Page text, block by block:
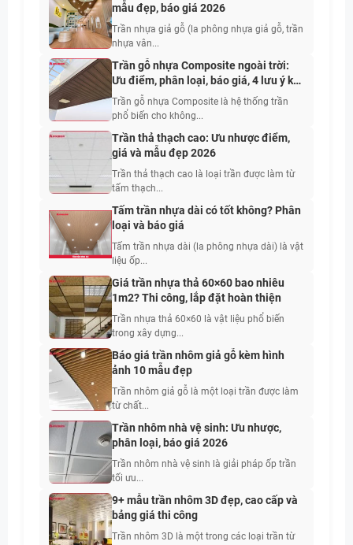
mẫu đẹp, báo giá 2026
Trần nhựa giả gỗ (la phông nhựa giả gỗ, trần
nhựa vân...
Trần gỗ nhựa Composite ngoài trời:
Ưu điểm, phân loại, báo giá, 4 lưu ý khi
sử dụng 2026
Trần gỗ nhựa Composite là hệ thống trần
phổ biến cho không...
Trần thả thạch cao: Ưu nhược điểm,
giá và mẫu đẹp 2026
Trần thả thạch cao là loại trần được làm từ
tấm thạch...
Tấm trần nhựa dài có tốt không? Phân
loại và báo giá
Tấm trần nhựa dài (la phông nhựa dài) là vật
liệu ốp...
Giá trần nhựa thả 60×60 bao nhiêu
1m2? Thi công, lắp đặt hoàn thiện
Trần nhựa thả 60×60 là vật liệu phổ biến
trong xây dựng...
Báo giá trần nhôm giả gỗ kèm hình
ảnh 10 mẫu đẹp
Trần nhôm giả gỗ là một loại trần được làm
từ chất...
Trần nhôm nhà vệ sinh: Ưu nhược,
phân loại, báo giá 2026
Trần nhôm nhà vệ sinh là giải pháp ốp trần
tối ưu...
9+ mẫu trần nhôm 3D đẹp, cao cấp và
bảng giá thi công
Trần nhôm 3D là một trong các loại trần từ